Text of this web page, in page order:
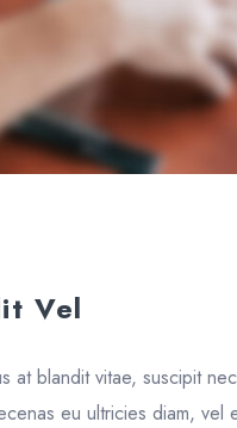
Vel
at blandit vitae, suscipit
eu ultricies diam, vel